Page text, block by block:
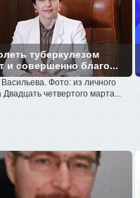
туберкулезом
и совершенно благо...
Фото: из личного
Двадцать четвертого марта...